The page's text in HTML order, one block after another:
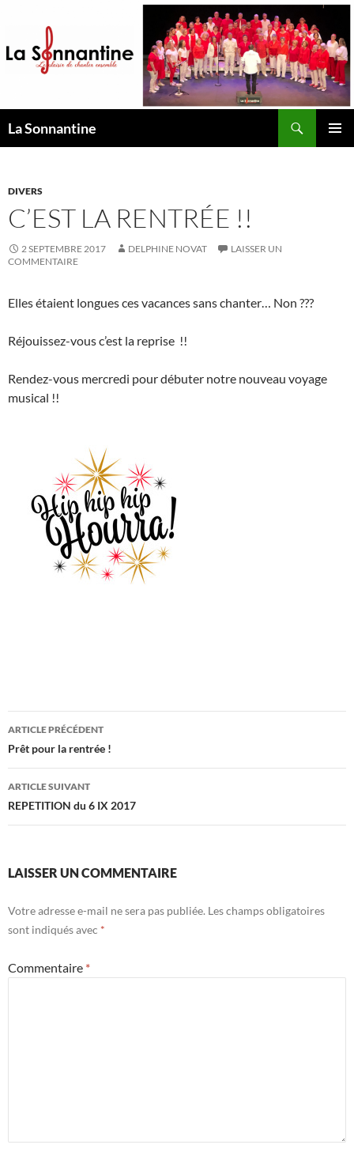
contenu
La Sonnantine
DIVERS
C’EST LA RENTRÉE !!
2 SEPTEMBRE 2017 DELPHINE NOVAT
LAISSER UN
COMMENTAIRE
Elles étaient longues ces vacances sans chanter… Non ???
Réjouissez-vous c’est la reprise !!
Rendez-vous mercredi pour débuter notre nouveau voyage
musical !!
Navigation
des
articles
ARTICLE PRÉCÉDENT
Prêt pour la rentrée !
ARTICLE SUIVANT
REPETITION du 6 IX 2017
LAISSER UN COMMENTAIRE
Votre adresse e-mail ne sera pas publiée. Les champs obligatoires
sont indiqués avec *
Commentaire *